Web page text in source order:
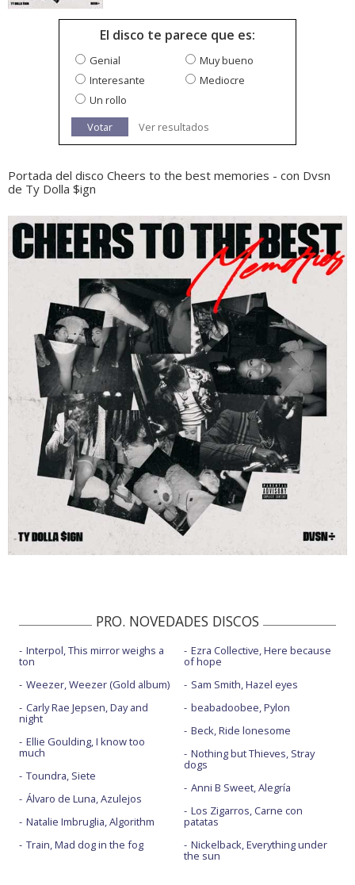
El disco te parece que es:
Genial
Muy bueno
Interesante
Mediocre
Un rollo
Votar
Ver resultados
Portada del disco Cheers to the best memories - con Dvsn
de Ty Dolla $ign
PRO. NOVEDADES DISCOS
Interpol, This mirror weighs a
ton
Weezer, Weezer (Gold album)
Carly Rae Jepsen, Day and
night
Ellie Goulding, I know too
much
Toundra, Siete
Álvaro de Luna, Azulejos
Natalie Imbruglia, Algorithm
Train, Mad dog in the fog
Ezra Collective, Here because
of hope
Sam Smith, Hazel eyes
beabadoobee, Pylon
Beck, Ride lonesome
Nothing but Thieves, Stray
dogs
Anni B Sweet, Alegría
Los Zigarros, Carne con
patatas
Nickelback, Everything under
the sun